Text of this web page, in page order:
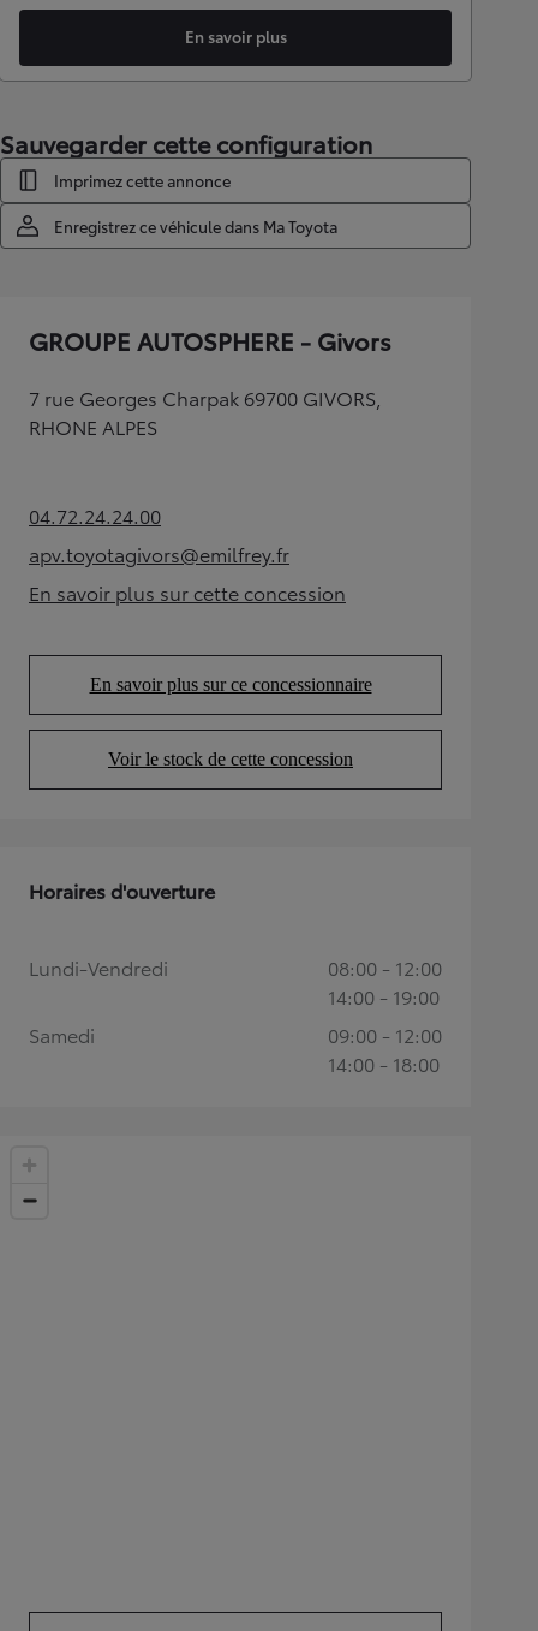
En savoir plus
Sauvegarder cette configuration
Imprimez cette annonce
Enregistrez ce véhicule dans Ma Toyota
GROUPE AUTOSPHERE - Givors
7 rue Georges Charpak 69700 GIVORS,
RHONE ALPES
04.72.24.24.00(Opens in new tab)
apv.toyotagivors@emilfrey.fr
(Opens in new tab)
En savoir plus sur cette concession
(Opens in new tab)
En savoir plus sur ce concessionnaire
(Opens in new tab)
Voir le stock de cette concession
(Opens in new tab)
Horaires d'ouverture
Lundi-Vendredi
08:00 - 12:00
14:00 - 19:00
Samedi
09:00 - 12:00
14:00 - 18:00